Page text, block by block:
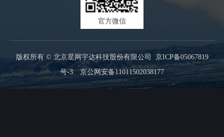
官方微信
版权所有 © 北京星网宇达科技股份有限公司 京ICP备05067819
号-3
京公网安备11011502038177